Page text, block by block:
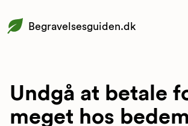
Begravelsesguiden.dk
Undgå at betale
meget hos